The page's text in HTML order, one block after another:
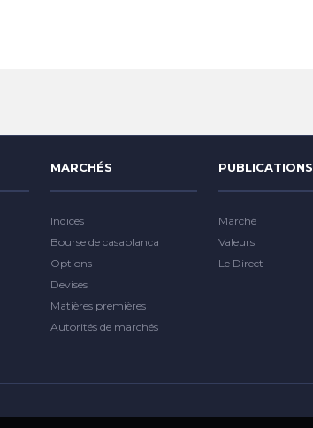
MARCHÉS
Indices
Bourse de casablanca
Options
Devises
Matières premières
Autorités de marchés
PUBLICATIONS
Marché
Valeurs
Le Direct